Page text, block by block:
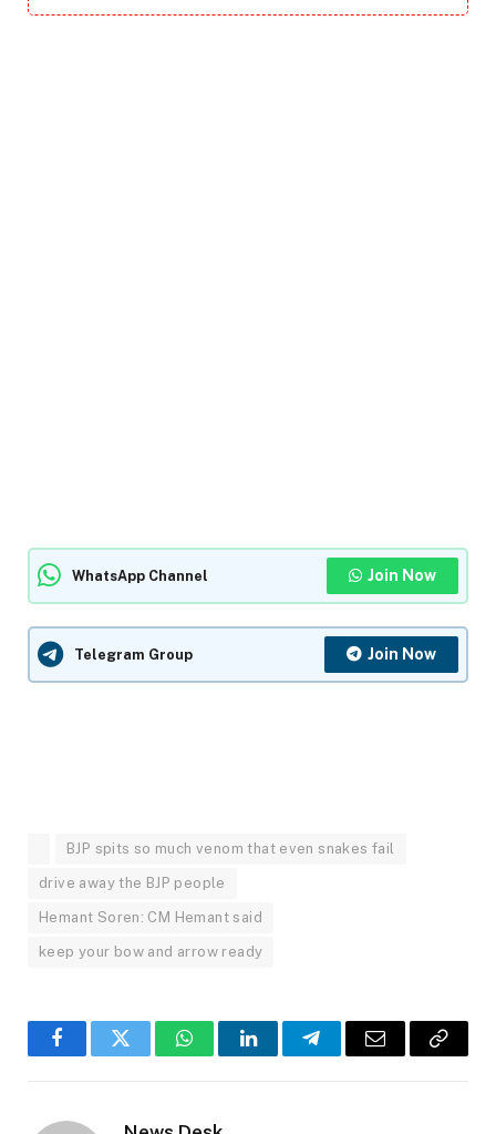
WhatsApp Channel Join Now
Telegram Group Join Now
BJP spits so much venom that even snakes fail
drive away the BJP people
Hemant Soren: CM Hemant said
keep your bow and arrow ready
FacebookTwitter WhatsAppLinkedInTelegramEmail
Copy